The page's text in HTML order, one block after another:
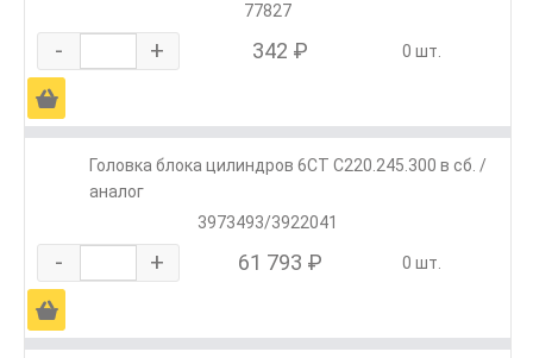
77827
- + 342 ₽ 0 шт.
Ä
Головка блока цилиндров 6CT C220.245.300 в сб. /
аналог
3973493/3922041
- + 61 793 ₽ 0 шт.
Ä